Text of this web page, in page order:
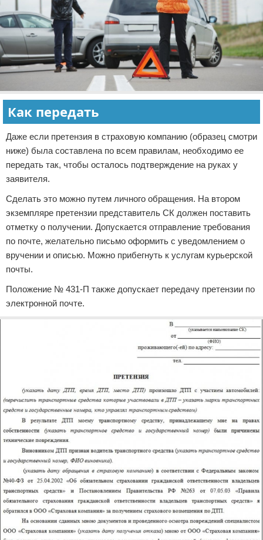
Как передать
Даже если претензия в страховую компанию (образец смотри
ниже) была составлена по всем правилам, необходимо ее
передать так, чтобы осталось подтверждение на руках у
заявителя.
Сделать это можно путем личного обращения. На втором
экземпляре претензии представитель СК должен поставить
отметку о получении. Допускается отправление требования
по почте, желательно письмо оформить с уведомлением о
вручении и описью. Можно прибегнуть к услугам курьерской
почты.
Положение № 431-П также допускает передачу претензии по
электронной почте.